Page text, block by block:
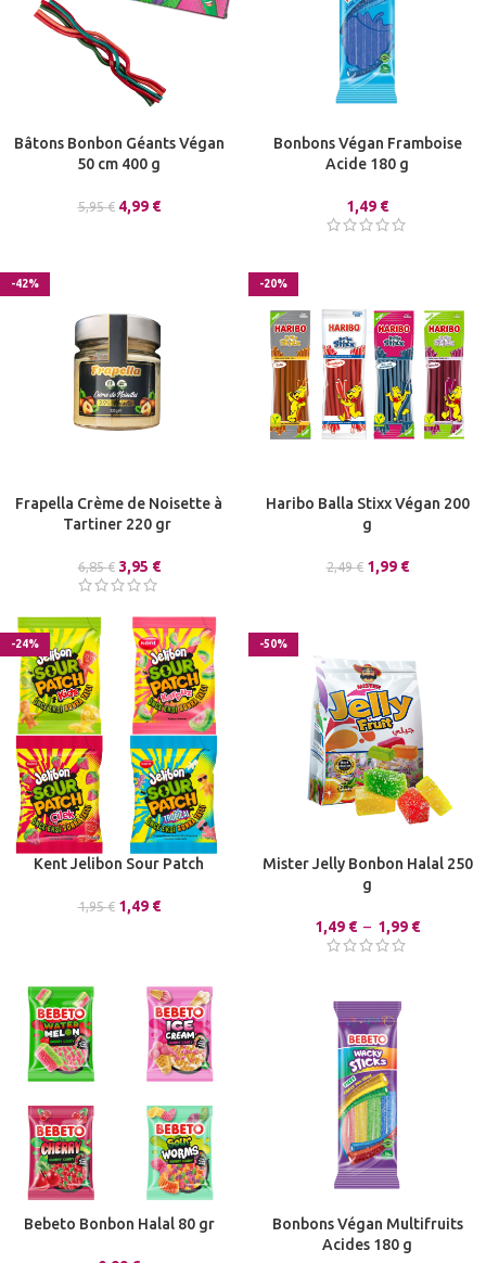
Bâtons Bonbon Géants Végan
50 cm 400 g
5,95€ 4,99 €
Bonbons Végan Framboise
Acide 180 g
1,49 €
-42%
Frapella Crème de Noisette à
Tartiner 220 gr
6,85€ 3,95 €
-20%
Haribo Balla Stixx Végan 200
g
2,49€ 1,99 €
-24%
Kent Jelibon Sour Patch
1,95€ 1,49 €
-50%
Mister Jelly Bonbon Halal 250
g
1,49 € – 1,99 €
Bebeto Bonbon Halal 80 gr
Bonbons Végan Multifruits
Acides 180 g